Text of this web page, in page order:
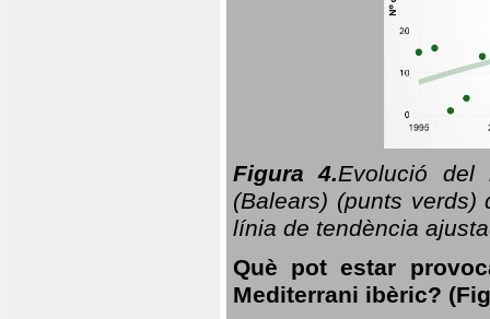
Figura 4.Evolució del
(Balears) (punts
línia de tendència
Què pot estar
Mediterrani ibèric?